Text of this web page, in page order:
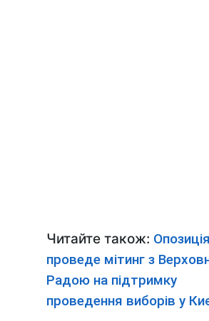
Читайте також: Опозиція
проведе мітинг з
Радою на підтримку
проведення виборів у